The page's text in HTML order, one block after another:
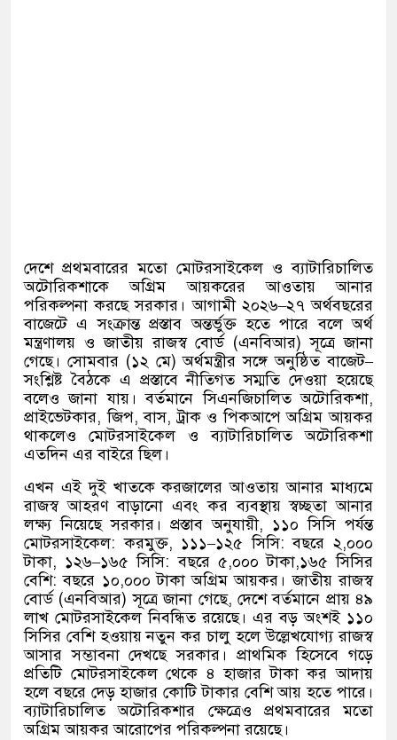
দেশে প্রথমবারের মতো মোটরসাইকেল ও ব্যাটারিচালিত
অটোরিকশাকে অগ্রিম আয়করের আওতায় আনার
পরিকল্পনা করছে সরকার। আগামী ২০২৬–২৭ অর্থবছরের
বাজেটে এ সংক্রান্ত প্রস্তাব অন্তর্ভুক্ত হতে পারে বলে অর্থ
মন্ত্রণালয় ও জাতীয় রাজস্ব বোর্ড(এনবিআর)সূত্রে জানা
গেছে। সোমবার(১২ মে)অর্থমন্ত্রীর সঙ্গে অনুষ্ঠিত বাজেট–
সংশ্লিষ্ট বৈঠকে এ প্রস্তাবে নীতিগত সম্মতি দেওয়া হয়েছে
বলেও জানা যায়। বর্তমানে সিএনজিচালিত অটোরিকশা,
প্রাইভেটকার,জিপ,বাস,ট্রাক ও পিকআপে অগ্রিম আয়কর
থাকলেও মোটরসাইকেল ও ব্যাটারিচালিত অটোরিকশা
এতদিন এর বাইরে ছিল।
এখন এই দুই খাতকে করজালের আওতায় আনার মাধ্যমে
রাজস্ব আহরণ বাড়ানো এবং কর ব্যবস্থায় স্বচ্ছতা আনার
লক্ষ্য নিয়েছে সরকার। প্রস্তাব অনুযায়ী, ১১০ সিসি পর্যন্ত
মোটরসাইকেল:করমুক্ত, ১১১–১২৫ সিসি:বছরে ২,০০০
টাকা, ১২৬–১৬৫ সিসি:বছরে ৫,০০০ টাকা,১৬৫ সিসির
বেশি:বছরে ১০,০০০ টাকা অগ্রিম আয়কর। জাতীয় রাজস্ব
বোর্ড(এনবিআর)সূত্রে জানা গেছে, দেশে বর্তমানে প্রায় ৪৯
লাখ মোটরসাইকেল নিবন্ধিত রয়েছে। এর বড় অংশই ১১০
সিসির বেশি হওয়ায় নতুন কর চালু হলে উল্লেখযোগ্য রাজস্ব
আসার সম্ভাবনা দেখছে সরকার। প্রাথমিক হিসেবে গড়ে
প্রতিটি মোটরসাইকেল থেকে ৪ হাজার টাকা কর আদায়
হলে বছরে দেড় হাজার কোটি টাকার বেশি আয় হতে পারে।
ব্যাটারিচালিত অটোরিকশার ক্ষেত্রেও প্রথমবারের মতো
অগ্রিম আয়কর আরোপের পরিকল্পনা রয়েছে।